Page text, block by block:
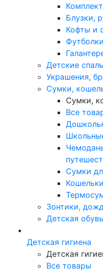
Блузки,
Кофты и
Детские
Украшения,
Сумки,
Сумки,
Все
Сумки
Зонтики,
Детская обувь
Детская гигиена
Детская
Все товары